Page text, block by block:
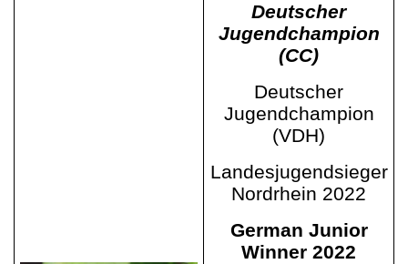
Deutscher
Jugendchampion
(CC)
Deutscher
Jugendchampion
(VDH)
Landesjugendsieger
Nordrhein 2022
German Junior
Winner 2022